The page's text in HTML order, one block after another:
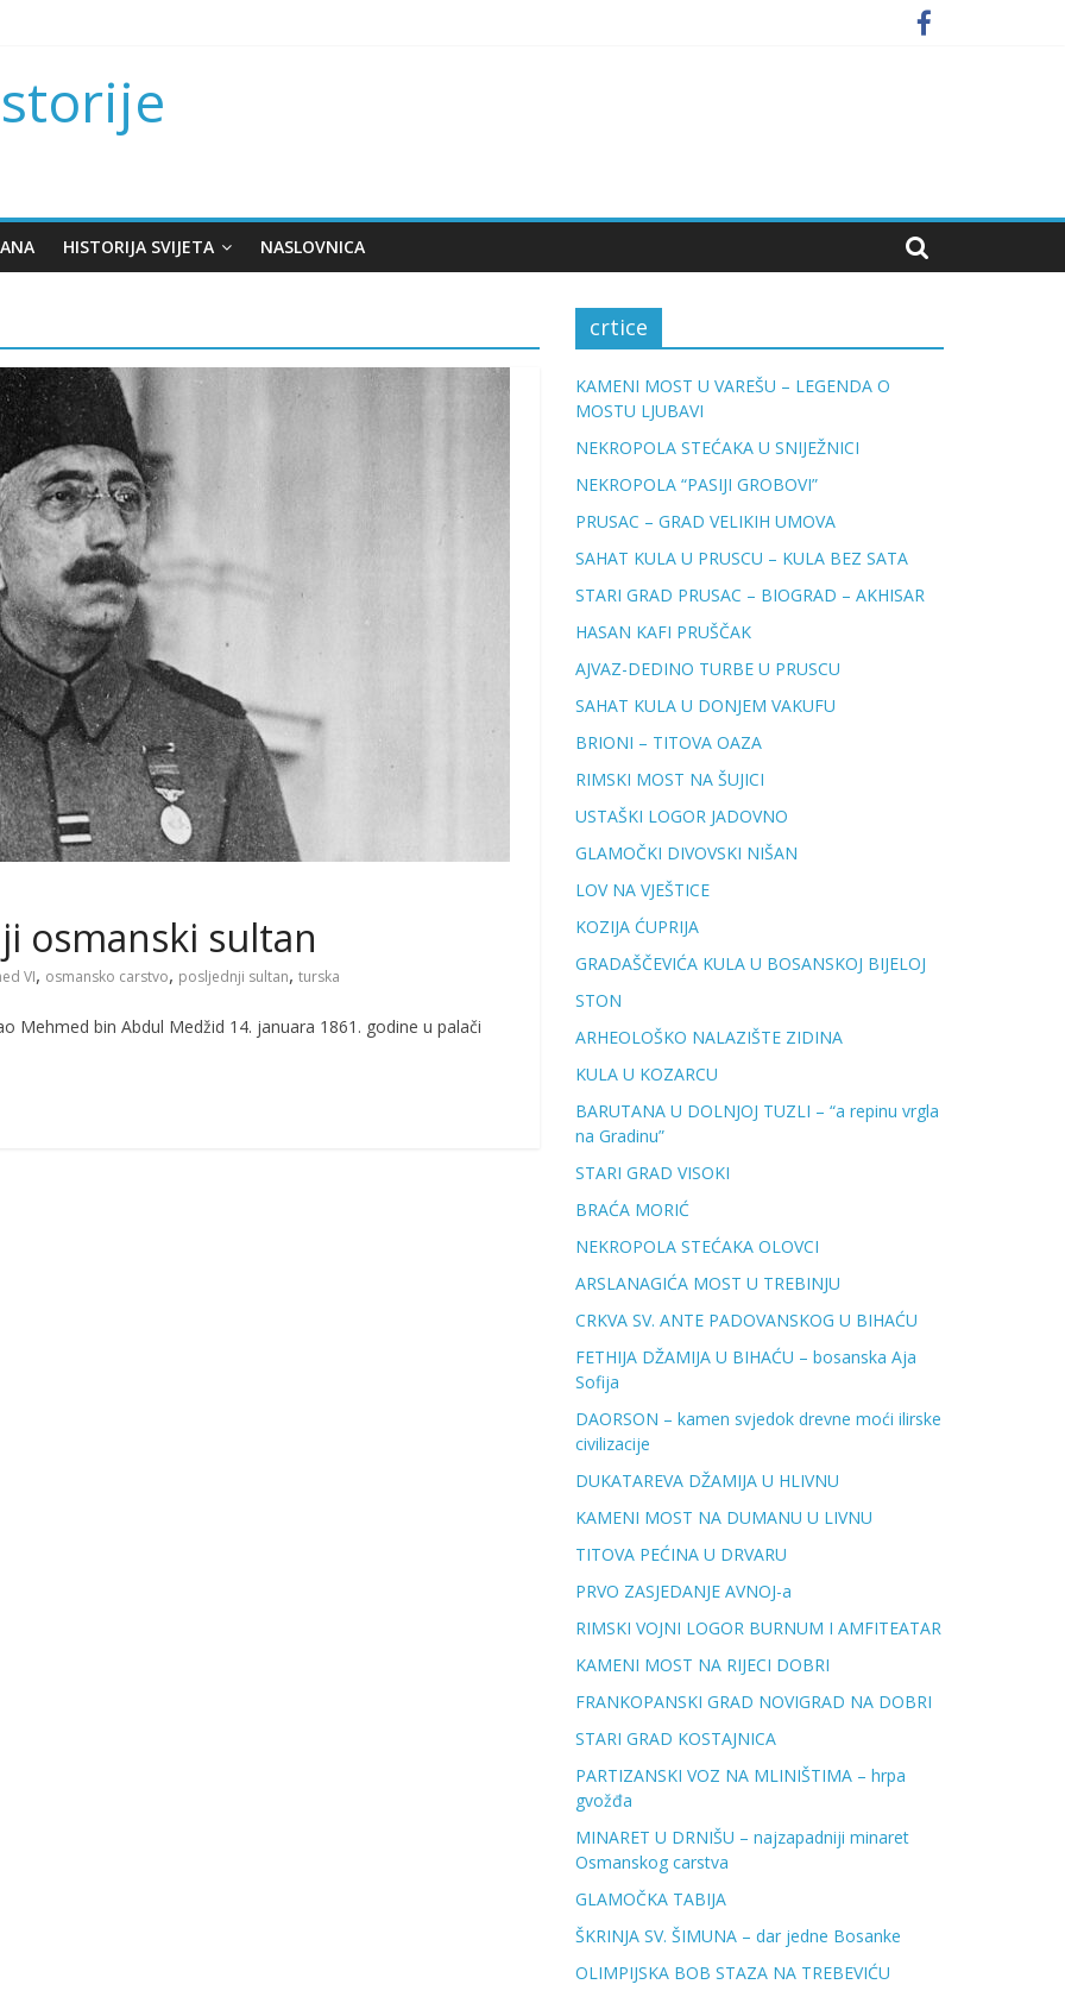
HISTORIJA SVIJETA NASLOVNICA
osmanski sultan
VI, osmansko carstvo, posljednji sultan, turska
Mehmed bin Abdul Medžid 14. januara 1861. godine u palači
crtice
KAMENI MOST U VAREŠU – LEGENDA O
MOSTU LJUBAVI
NEKROPOLA STEĆAKA U SNIJEŽNICI
NEKROPOLA “PASIJI GROBOVI”
PRUSAC – GRAD VELIKIH UMOVA
SAHAT KULA U PRUSCU – KULA BEZ SATA
STARI GRAD PRUSAC – BIOGRAD – AKHISAR
HASAN KAFI PRUŠČAK
AJVAZ-DEDINO TURBE U PRUSCU
SAHAT KULA U DONJEM VAKUFU
BRIONI – TITOVA OAZA
RIMSKI MOST NA ŠUJICI
USTAŠKI LOGOR JADOVNO
GLAMOČKI DIVOVSKI NIŠAN
LOV NA VJEŠTICE
KOZIJA ĆUPRIJA
GRADAŠČEVIĆA KULA U BOSANSKOJ BIJELOJ
STON
ARHEOLOŠKO NALAZIŠTE ZIDINA
KULA U KOZARCU
BARUTANA U DOLNJOJ TUZLI – “a repinu vrgla
na Gradinu”
STARI GRAD VISOKI
BRAĆA MORIĆ
NEKROPOLA STEĆAKA OLOVCI
ARSLANAGIĆA MOST U TREBINJU
CRKVA SV. ANTE PADOVANSKOG U BIHAĆU
FETHIJA DŽAMIJA U BIHAĆU – bosanska Aja
Sofija
DAORSON – kamen svjedok drevne moći ilirske
civilizacije
DUKATAREVA DŽAMIJA U HLIVNU
KAMENI MOST NA DUMANU U LIVNU
TITOVA PEĆINA U DRVARU
PRVO ZASJEDANJE AVNOJ-a
RIMSKI VOJNI LOGOR BURNUM I AMFITEATAR
KAMENI MOST NA RIJECI DOBRI
FRANKOPANSKI GRAD NOVIGRAD NA DOBRI
STARI GRAD KOSTAJNICA
PARTIZANSKI VOZ NA MLINIŠTIMA – hrpa
gvožđa
MINARET U DRNIŠU – najzapadniji minaret
Osmanskog carstva
GLAMOČKA TABIJA
ŠKRINJA SV. ŠIMUNA – dar jedne Bosanke
OLIMPIJSKA BOB STAZA NA TREBEVIĆU